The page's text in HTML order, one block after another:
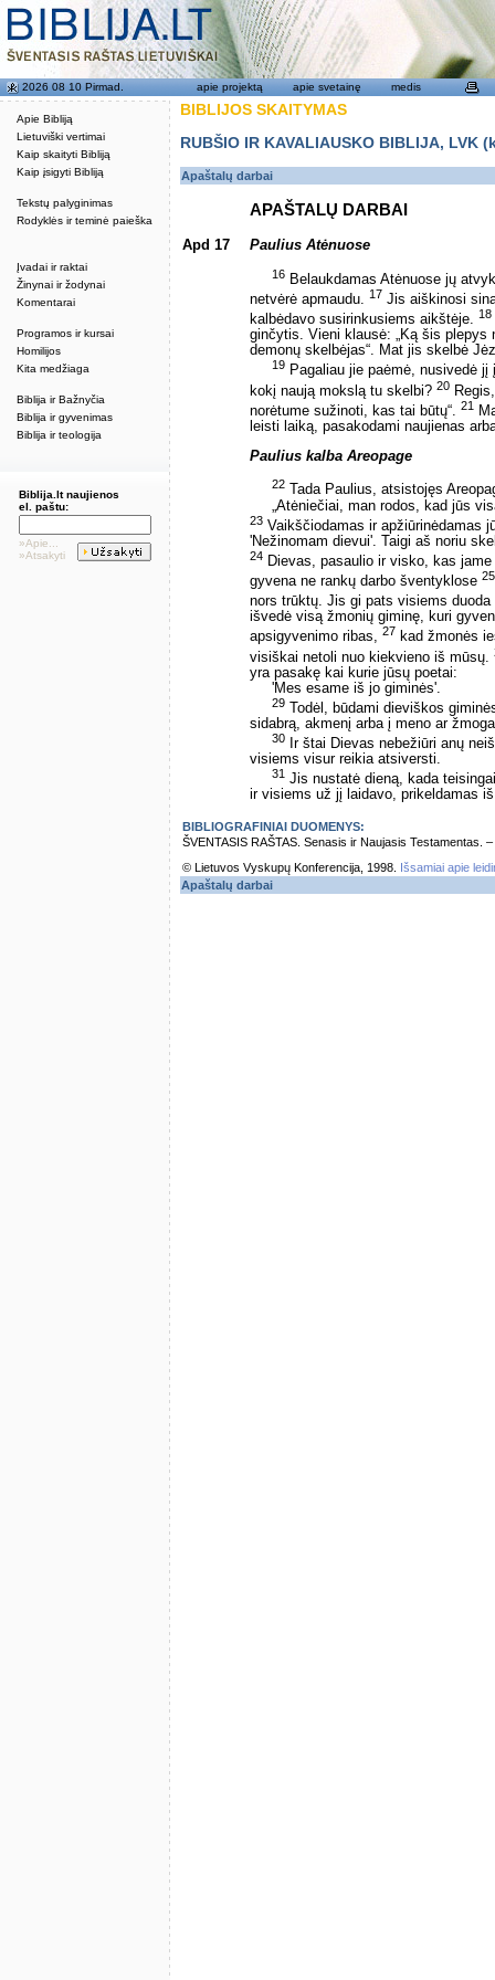
Apie Bibliją
Lietuviški vertimai
Kaip skaityti Bibliją
Kaip įsigyti Bibliją
Tekstų palyginimas
Rodyklės ir teminė paieška
Įvadai ir raktai
Žinynai ir žodynai
Komentarai
Programos ir kursai
Homilijos
Kita medžiaga
Biblija ir Bažnyčia
Biblija ir gyvenimas
Biblija ir teologija
2026 08 10 Pirmad. apie projektą apie svetainę medis
Biblija.lt naujienos
el. paštu:
»Apie...
»Atsakyti
BIBLIJOS SKAITYMAS
RUBŠIO IR KAVALIAUSKO BIBLIJA,
Apaštalų darbai
APAŠTALŲ DARBAI
Apd 17 Paulius Atėnuose
16 Belaukdamas Atėnuose jų
netvėrė apmaudu. 17 Jis aiškinosi
kalbėdavo susirinkusiems aikštėje. 18
ginčytis. Vieni klausė: „Ką šis plepys
demonų skelbėjas“. Mat jis skelbė
19 Pagaliau jie paėmė, nusivedė
kokį naują mokslą tu skelbi? 20
norėtume sužinoti, kas tai būtų“. 21
leisti laiką, pasakodami naujienas
Paulius kalba Areopage
22 Tada Paulius, atsistojęs
„Atėniečiai, man rodos, kad jūs
23 Vaikščiodamas ir apžiūrinėdamas
'Nežinomam dievui'. Taigi aš noriu
24 Dievas, pasaulio ir visko, kas
gyvena ne rankų darbo šventyklose 25
nors trūktų. Jis gi pats visiems
išvedė visą žmonių giminę, kuri
apsigyvenimo ribas, 27 kad žmonės
visiškai netoli nuo kiekvieno iš mūsų.
yra pasakę kai kurie jūsų poetai:
'Mes esame iš jo giminės'.
29 Todėl, būdami dieviškos
sidabrą, akmenį arba į meno ar
30 Ir štai Dievas nebežiūri anų
visiems visur reikia atsiversti.
31 Jis nustatė dieną, kada
ir visiems už jį laidavo, prikeldamas iš
BIBLIOGRAFINIAI DUOMENYS:
ŠVENTASIS RAŠTAS. Senasis ir Naujasis Testamentas.
© Lietuvos Vyskupų Konferencija, 1998.
Išsamiai apie
Apaštalų darbai